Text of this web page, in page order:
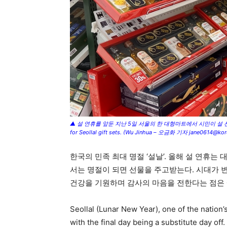
▲ 설 연휴를 앞둔 지난 5일 서울의 한 대형마트에서 시민이
for Seollal gift sets. (Wu Jinhua – 오금화 기자
한국의 민족 최대 명절 ‘설날’. 올해 설 연휴는
서는 명절이 되면 선물을 주고받는다. 시대가
건강을 기원하며 감사의 마음을 전한다는 점
Seollal (Lunar New Year), one of the
with the final day being a substitute day